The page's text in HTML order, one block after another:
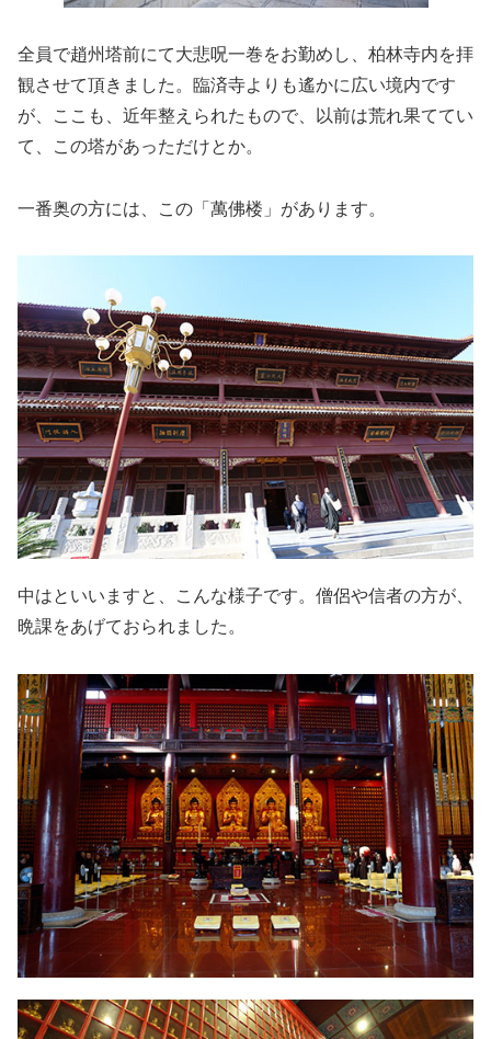
全員で趙州塔前にて大悲呪一巻をお勤めし、柏林寺内を拝
観させて頂きました。臨済寺よりも遙かに広い境内です
が、ここも、近年整えられたもので、以前は荒れ果ててい
て、この塔があっただけとか。
一番奥の方には、この「萬佛楼」があります。
中はといいますと、こんな様子です。僧侶や信者の方が、
晩課をあげておられました。